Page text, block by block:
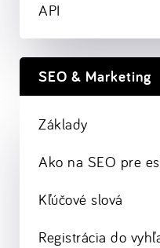
API
SEO & Marketing
Základy
Ako na SEO pre
Kľúčové slová
Registrácia do